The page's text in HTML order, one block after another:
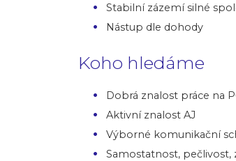
Stabilní zázemí silné
Nástup dle dohody
Koho hledáme
Dobrá znalost práce na
Aktivní znalost AJ
Výborné komunikační
Samostatnost,